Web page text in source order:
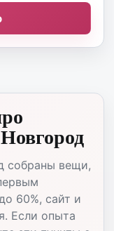
собраны вещи,
60%, сайт и
Если опыта